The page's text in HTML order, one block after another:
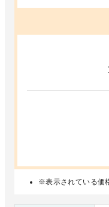
※表示されている価